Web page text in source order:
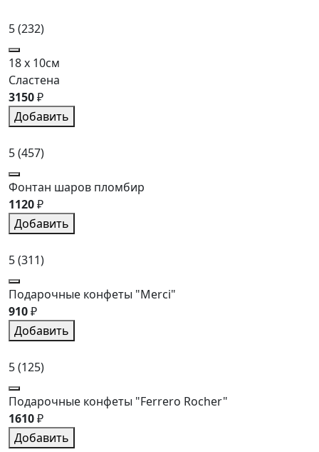
5(232)
18 x 10см
Сластена
3150₽
Добавить
5(457)
Фонтан шаров пломбир
1120₽
Добавить
5(311)
Подарочные конфеты "Merci"
910₽
Добавить
5(125)
Подарочные конфеты "Ferrero Rocher"
1610₽
Добавить